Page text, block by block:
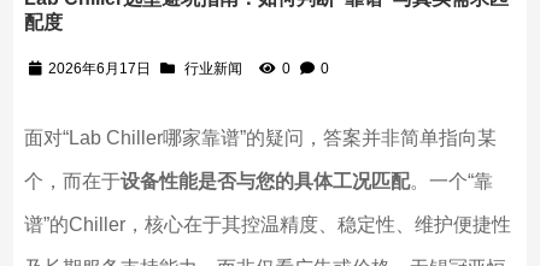
配度
2026年6月17日 行业新闻 0 0
面对“Lab Chiller哪家靠谱”的疑问，答案并非简单指向某
个，而在于设备性能是否与您的具体工况匹配。一个“靠
谱”的Chiller，核心在于其控温精度、稳定性、维护便捷性